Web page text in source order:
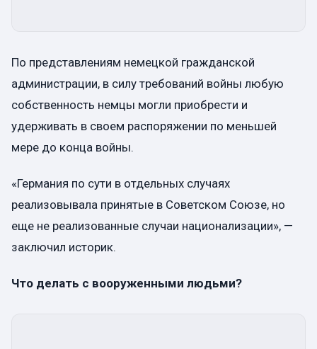
По представлениям немецкой гражданской
администрации, в силу требований войны любую
собственность немцы могли приобрести и
удерживать в своем распоряжении по меньшей
мере до конца войны.
«Германия по сути в отдельных случаях
реализовывала принятые в Советском Союзе, но
еще не реализованные случаи национализации», —
заключил историк.
Что делать с вооруженными людьми?